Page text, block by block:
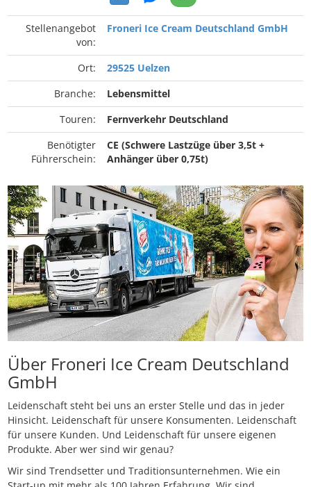
Stellenangebot
von:
Froneri Ice Cream Deutschland GmbH
Ort:
29525 Uelzen
Branche:
Lebensmittel
Touren:
Fernverkehr Deutschland
Benötigter
Führerschein:
CE (Schwere Lastzüge über 3,5t +
Anhänger über 0,75t)
Über Froneri Ice Cream Deutschland
GmbH
Leidenschaft steht bei uns an erster Stelle und das in jeder
Hinsicht. Leidenschaft für unsere Konsumenten. Leidenschaft
für unsere Kunden. Und Leidenschaft für unsere eigenen
Produkte. Aber wer sind wir genau?
Wir sind Trendsetter und Traditionsunternehmen. Wie ein